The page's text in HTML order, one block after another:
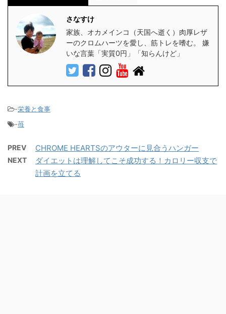
さなすけ
家族、オカメインコ（天国へ逝く）肉厚レザ
ーのクロムハーツを愛し、筋トレを嗜む。 嫌
いな言葉「実質0円」「知らんけど」
-栄養と食事
-苺
PREV CHROME HEARTSのアウターに見合うハンガー
NEXT
ダイエットは理解してこそ成功する！カロリー収支で
計画を立てる